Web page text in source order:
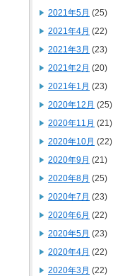
2021年5月 (25)
2021年4月 (22)
2021年3月 (23)
2021年2月 (20)
2021年1月 (23)
2020年12月 (25)
2020年11月 (21)
2020年10月 (22)
2020年9月 (21)
2020年8月 (25)
2020年7月 (23)
2020年6月 (22)
2020年5月 (23)
2020年4月 (22)
2020年3月 (22)